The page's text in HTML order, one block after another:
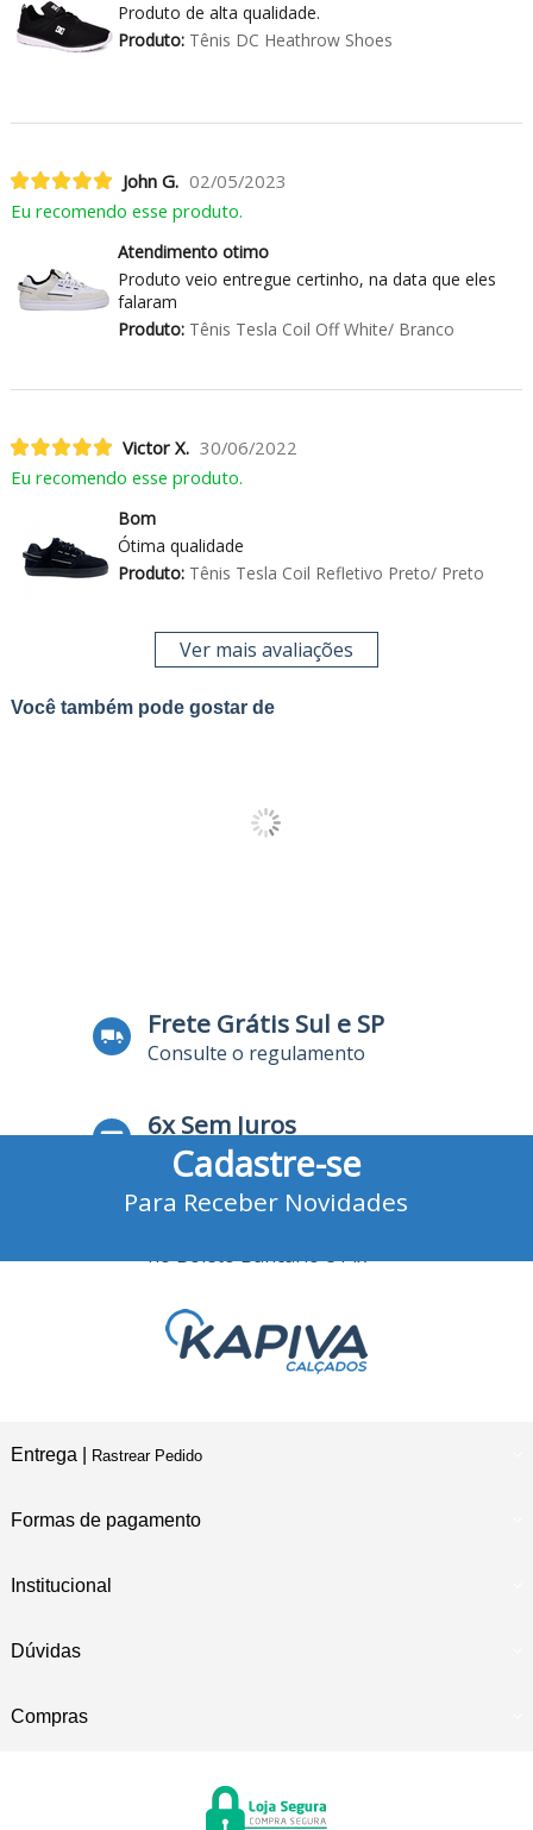
Produto de alta qualidade.
Produto:Tênis DC Heathrow Shoes
John G. 02/05/2023
Eu recomendo esse produto.
Atendimento otimo
Produto veio entregue certinho, na data que eles
falaram
Produto:Tênis Tesla Coil Off White/ Branco
Victor X. 30/06/2022
Eu recomendo esse produto.
Bom
Ótima qualidade
Produto:Tênis Tesla Coil Refletivo Preto/ Preto
Ver mais avaliações
Você também pode gostar de
Frete Grátis Sul e SP
Consulte o regulamento
6x Sem Juros
no Cartão de Crédito
no Boleto Bancário e Pix
Cadastre-se
Para Receber Novidades
Entrega | Rastrear Pedido
Formas de pagamento
Institucional
Dúvidas
Compras